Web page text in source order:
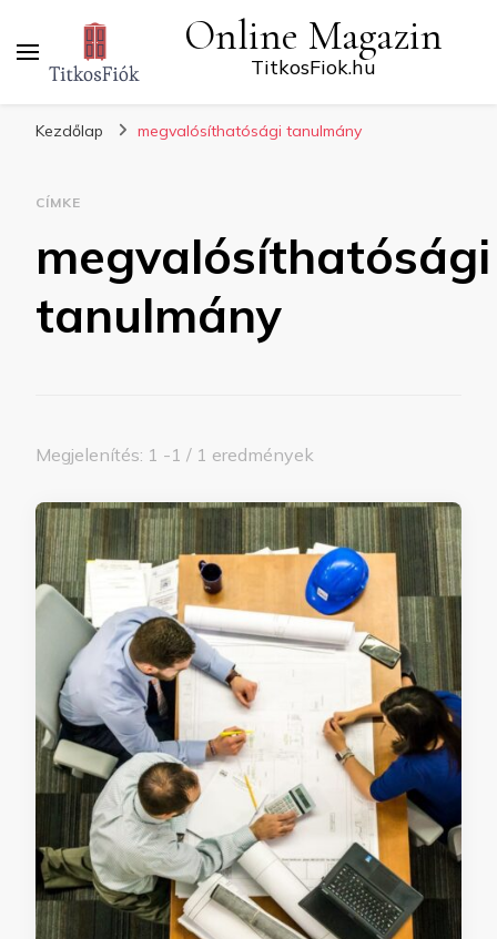
Online Magazin
TitkosFiok.hu
Kezdőlap megvalósíthatósági tanulmány
CÍMKE
megvalósíthatósági
tanulmány
Megjelenítés: 1 -1 / 1 eredmények